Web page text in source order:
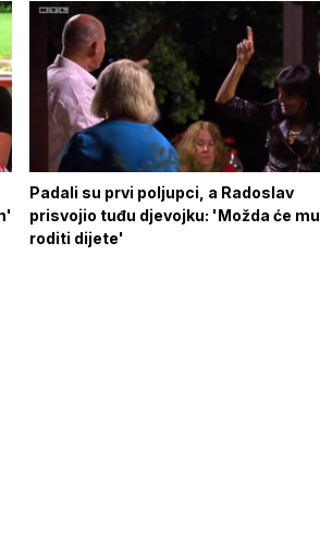
Padali su prvi poljupci, a Radoslav
prisvojio tuđu djevojku: 'Možda će mu
roditi dijete'